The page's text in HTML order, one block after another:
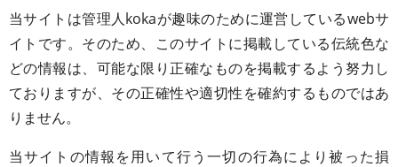
当サイトは管理人kokaが趣味のために運営しているwebサ
イトです。そのため、このサイトに掲載している伝統色な
どの情報は、可能な限り正確なものを掲載するよう努力し
ておりますが、その正確性や適切性を確約するものではあ
りません。
当サイトの情報を用いて行う一切の行為により被った損